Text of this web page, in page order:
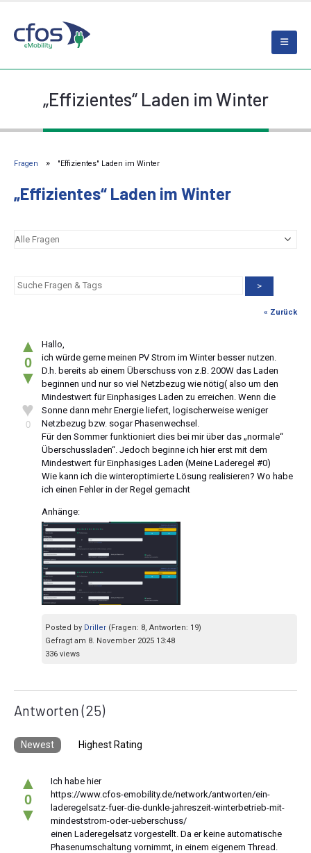
„Effizientes“ Laden im Winter
Fragen "Effizientes" Laden im Winter
„Effizientes“ Laden im Winter
>
« Zurück
▲
0
▼
♥
0
Hallo,
ich würde gerne meinen PV Strom im Winter besser nutzen.
D.h. bereits ab einem Überschuss von z.B. 200W das Laden
beginnen und nur so viel Netzbezug wie nötig( also um den
Mindestwert für Einphasiges Laden zu erreichen. Wenn die
Sonne dann mehr Energie liefert, logischerweise weniger
Netzbezug bzw. sogar Phasenwechsel.
Für den Sommer funktioniert dies bei mir über das „normale“
Überschussladen“. Jedoch beginne ich hier erst mit dem
Mindestwert für Einphasiges Laden (Meine Laderegel #0)
Wie kann ich die winteroptimierte Lösung realisieren? Wo habe
ich einen Fehler in der Regel gemacht
Anhänge:
Posted by Driller (Fragen: 8, Antworten: 19)
Gefragt am 8. November 2025 13:48
336 views
Antworten(25)
Newest Highest Rating
▲
0
▼
Ich habe hier
https://www.cfos-emobility.de/network/antworten/ein-
laderegelsatz-fuer-die-dunkle-jahreszeit-winterbetrieb-mit-
mindeststrom-oder-ueberschuss/
einen Laderegelsatz vorgestellt. Da er keine automatische
Phasenumschaltung vornimmt, in einem eigenem Thread.